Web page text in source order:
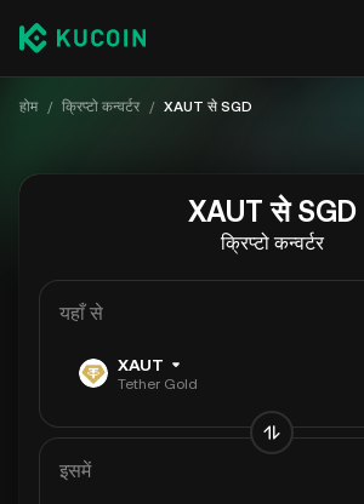
होम / क्रिप्टो कन्वर्टर / XAUT से SGD
XAUT से SGD
क्रिप्टो कन्वर्टर
यहाँ से
XAUT
Tether Gold
इसमें